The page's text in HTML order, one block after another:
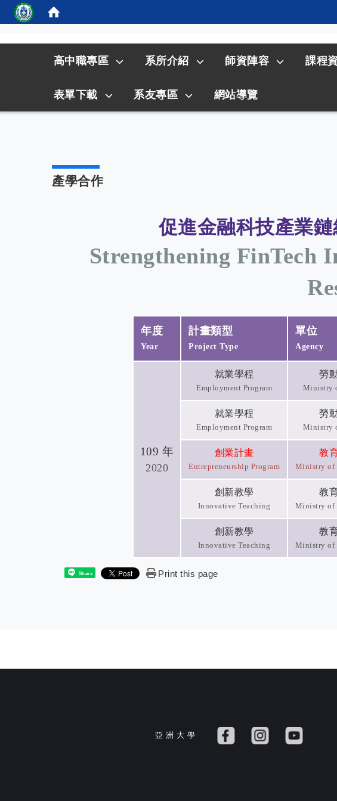
高中職專區 系所介紹 師資陣容 課程
表單下載 系友專區 網站導覽
產學合作
促進金融科技產業
Strengthening FinTech
年度
Year
計畫類型
Project Type
單位
Agency
109 年
2020
就業學程
Employment Program
勞
Ministry
就業學程
Employment Program
勞
Ministry
創業計畫
Entrepreneurship Program
教
Ministry of
創新教學
Innovative Teaching
教
Ministry of
創新教學
Innovative Teaching
教
Ministry of
Share Print this page
亞 洲 大 學